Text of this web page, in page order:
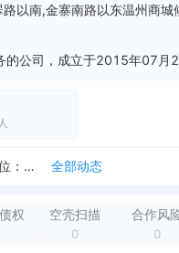
以南,金寨南路以东温州商城
新增中标候选，2026年安徽省内陆路运输、取派及装卸搬运服务项目中标候选人公示 招采单位：中国国际货运航空股份有限公司 中标候选人：合肥盛海货运有限公司
全部动态
全部动态
全部动态
权 空壳扫描
0
合作风
0